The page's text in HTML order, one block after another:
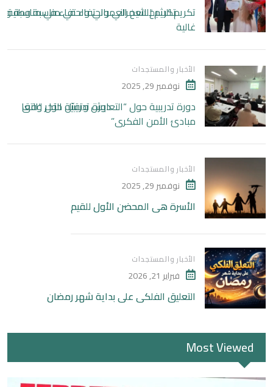
تكريم للشيخ العمراني واحتفاء في مناسبة وطنية
غالية
الأخبار والمستجدات
نوفمبر 29, 2025
دورة تدريبية حول “التعايش وتقبّل الآخر وفق
مبادئ الأمن الفكري”
الأخبار والمستجدات
نوفمبر 29, 2025
الأسرة هي المحضن الأول للقيم
الأخبار والمستجدات
فبراير 21, 2026
التعليق الفلكي على بداية شهر رمضان
Most Viewed